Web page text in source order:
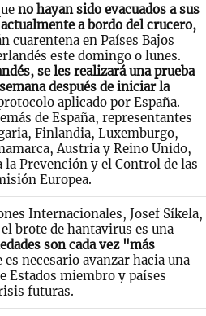
no hayan sido evacuados a sus
a bordo del crucero,
cuarentena en Países Bajos
este domingo o lunes.
se les realizará una prueba
después de iniciar la
aplicado por España.
de España, representantes
Finlandia, Luxemburgo,
Austria y Reino Unido,
la Prevención y el Control de las
Europea.
Internacionales, Josef Síkela,
brote de hantavirus es una
son cada vez "más
es necesario avanzar hacia una
Estados miembro y países
futuras.